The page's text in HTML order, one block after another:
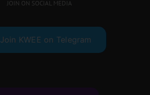
JOIN ON SOCIAL MEDIA
Join KWEE on Telegram